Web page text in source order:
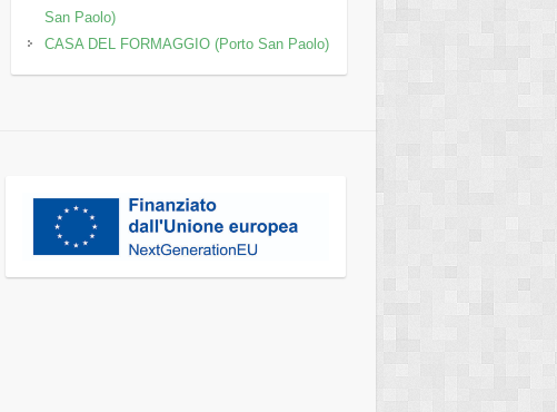
San Paolo)
CASA DEL FORMAGGIO (Porto San Paolo)